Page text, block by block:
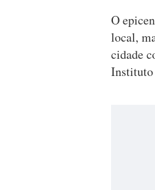
O
local,
cidade
Instituto